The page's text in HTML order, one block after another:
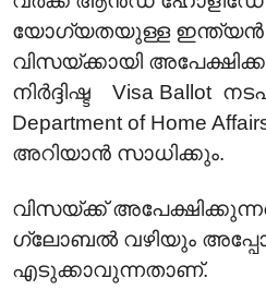
യോഗ്യതയുള്ള ഇന്ത്യൻ
വിസയ്ക്കായി
നിർദ്ദിഷ്ട Visa Ballot
Department of Home
അറിയാൻ സാധിക്കും.
വിസയ്ക്ക്
ഗ്ലോബൽ വഴിയും
എടുക്കാവുന്നതാണ്.